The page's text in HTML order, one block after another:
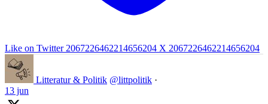
Like on Twitter 2067226462214656204 X 2067226462214656204
Litteratur & Politik @littpolitik ·
13 jun